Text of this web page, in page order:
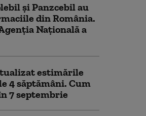
și Panzcebil au
din România.
Națională a
estimările
4 săptămâni. Cum
7 septembrie